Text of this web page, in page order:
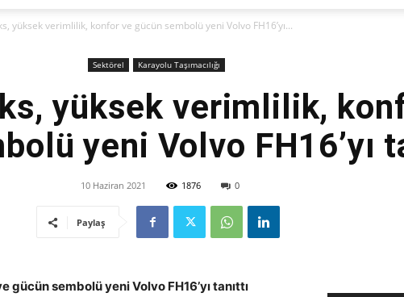
yüksek verimlilik, konfor ve gücün sembolü yeni Volvo FH16’yı...
Sektörel Karayolu Taşımacılığı
yüksek verimlilik,
yeni Volvo FH16’yı
10 Haziran 2021 1876 0
Paylaş
sembolü yeni Volvo FH16’yı tanıttı